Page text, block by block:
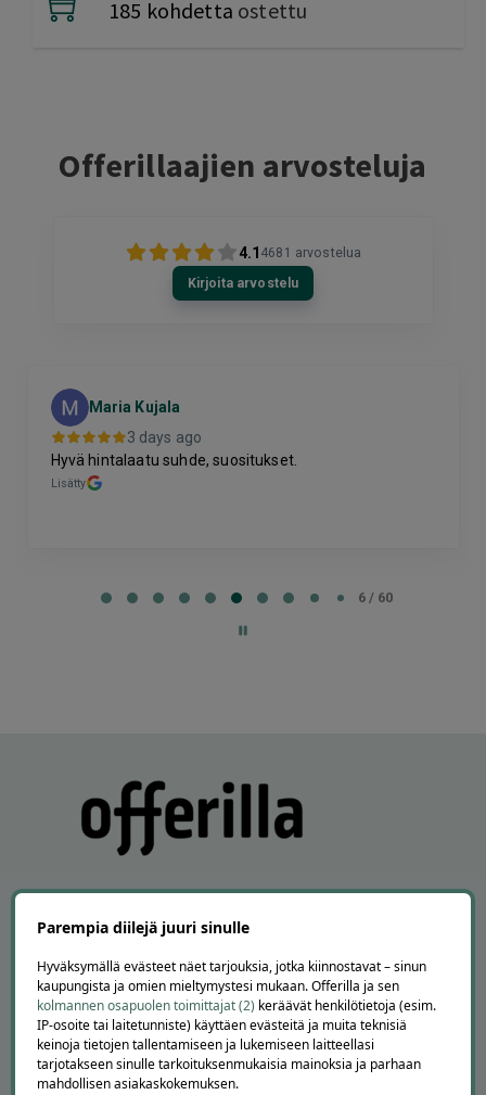
185 kohdetta ostettu
Offerillaajien arvosteluja
4.1 4681 arvostelua
Kirjoita arvostelu
Maria Kujala
3 days ago
Hyvä hintalaatu suhde, suositukset.
Lisätty
6 / 60
APUA JA NEUVOJA
Peruuta tilaus
Asiakaspalvelu
Kuinka Offerilla toimii
Usein kysytyt kysymykset
Parempia diilejä juuri sinulle
Hyväksymällä evästeet näet tarjouksia, jotka kiinnostavat – sinun
kaupungista ja omien mieltymystesi mukaan. Offerilla ja sen
kolmannen osapuolen toimittajat (2) keräävät henkilötietoja (esim.
IP-osoite tai laitetunniste) käyttäen evästeitä ja muita teknisiä
keinoja tietojen tallentamiseen ja lukemiseen laitteellasi
tarjotakseen sinulle tarkoituksenmukaisia mainoksia ja parhaan
mahdollisen asiakaskokemuksen.